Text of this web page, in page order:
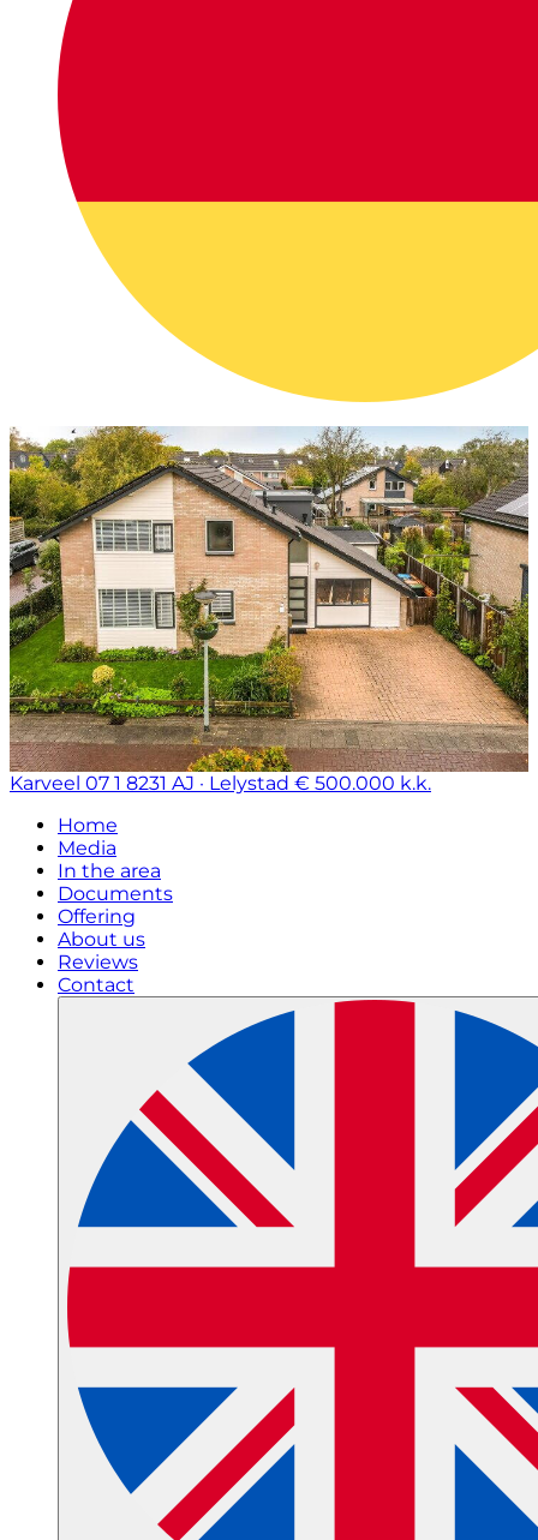
Karveel 07 1 8231 AJ · Lelystad € 500.000 k.k.
Home
Media
In the area
Documents
Offering
About us
Reviews
Contact